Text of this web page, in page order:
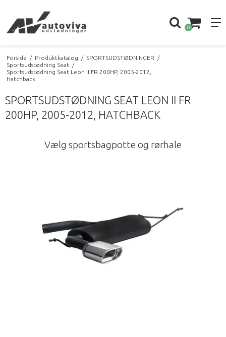
0
Forside / Produktkatalog / SPORTSUDSTØDNINGER
/
Sportsudstødning Seat /
Sportsudstødning Seat Leon II FR 200HP, 2005-2012,
Hatchback
SPORTSUDSTØDNING SEAT LEON II FR
200HP, 2005-2012, HATCHBACK
Vælg sportsbagpotte og rørhale